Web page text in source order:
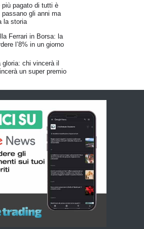
più pagato di tutti è
gli anni ma
la storia
Ferrari in Borsa: la
l’8% in un giorno
gloria: chi vincerà il
un super premio